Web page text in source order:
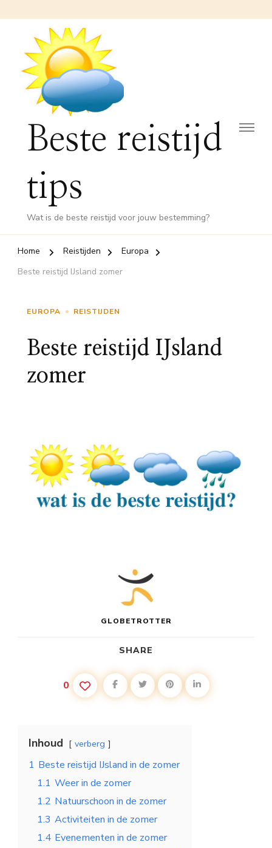
Beste reistijd
tips
Wat is de beste reistijd voor jouw bestemming?
Home Reistijden
Europa
Beste reistijd IJsland zomer
EUROPA REISTIJDEN
Beste reistijd IJsland
zomer
GLOBETROTTER
SHARE
0
Inhoud verberg
1 Beste reistijd IJsland in de zomer
1.1 Weer in de zomer
1.2 Natuurschoon in de zomer
1.3 Activiteiten in de zomer
1.4 Evenementen in de zomer